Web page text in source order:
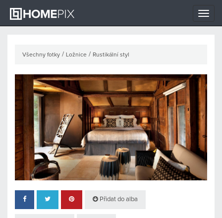
Toggle
Všechny fotky / Ložnice / Rustikální styl
Přidat do alba